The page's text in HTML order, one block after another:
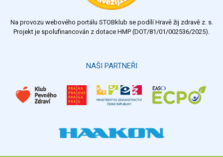
Výsledky Všechny ankety
Na provozu webového portálu STOBklub se podílí Hravě žij zdravě z. s.
Projekt je spolufinancován z dotace HMP (DOT/81/01/002536/2025).
NAŠI PARTNEŘI